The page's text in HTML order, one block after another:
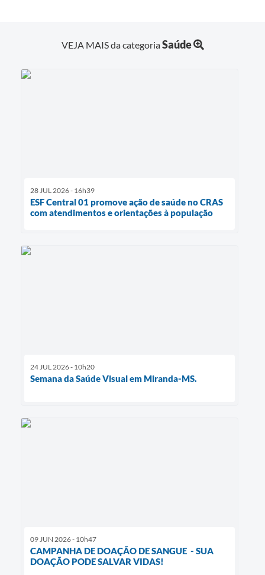
VEJA MAIS da categoriaSaúde
28 JUL 2026 - 16h39
ESF Central 01 promove ação de saúde no CRAS
com atendimentos e orientações à população
24 JUL 2026 - 10h20
Semana da Saúde Visual em Miranda-MS.
09 JUN 2026 - 10h47
CAMPANHA DE DOAÇÃO DE SANGUE - SUA
DOAÇÃO PODE SALVAR VIDAS!